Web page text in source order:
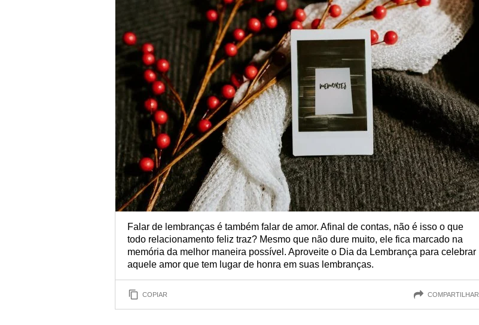
Falar de lembranças é também falar de amor. Afinal de contas, não é isso o que
todo relacionamento feliz traz? Mesmo que não dure muito, ele fica marcado na
memória da melhor maneira possível. Aproveite o Dia da Lembrança para celebrar
aquele amor que tem lugar de honra em suas lembranças.
COPIAR COMPARTILHAR